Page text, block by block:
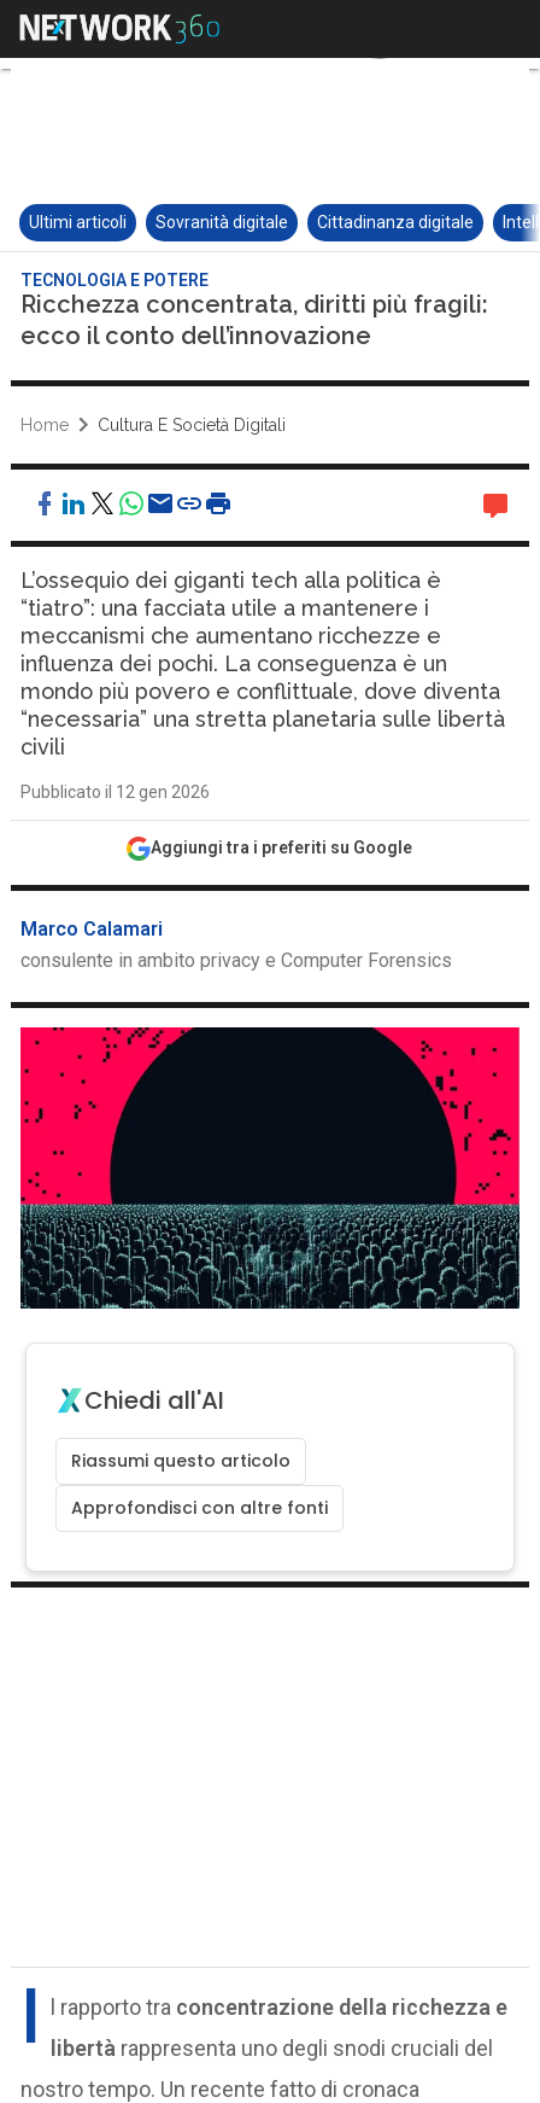
Ultimi articoli Sovranità digitale Cittadinanza digitale
TECNOLOGIA E POTERE
Ricchezza concentrata, diritti più fragili:
ecco il conto dell’innovazione
Home Cultura E Società Digitali
L’ossequio dei giganti tech alla politica è
“tiatro”: una facciata utile a mantenere i
meccanismi che aumentano ricchezze e
influenza dei pochi. La conseguenza è un
mondo più povero e conflittuale, dove diventa
“necessaria” una stretta planetaria sulle libertà
civili
Pubblicato il 12 gen 2026
Aggiungi tra i preferiti su Google
Marco Calamari
consulente in ambito privacy e Computer Forensics
Chiedi all'AI
Riassumi questo articolo
Approfondisci con altre fonti
I l rapporto tra concentrazione della ricchezza e
libertà rappresenta uno degli snodi cruciali del
nostro tempo. Un recente fatto di cronaca